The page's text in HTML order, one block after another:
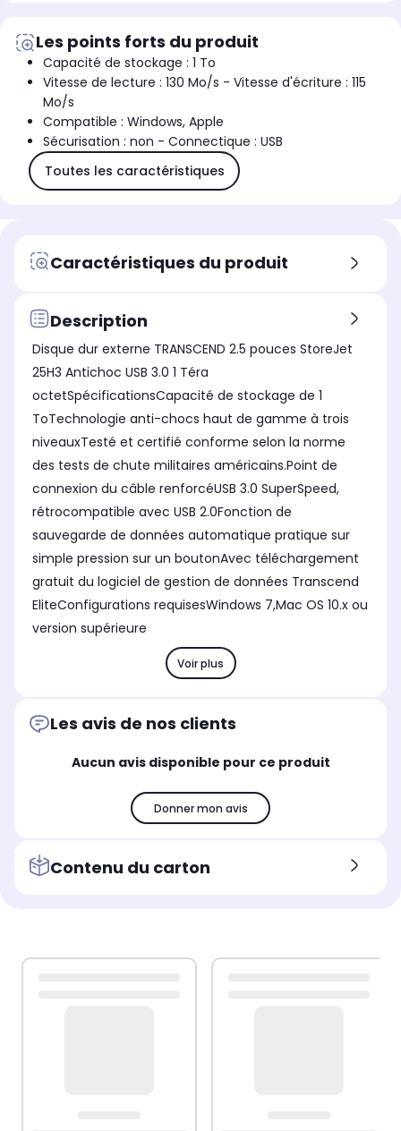
Les points forts du produit
Capacité de stockage : 1 To
Vitesse de lecture : 130 Mo/s - Vitesse d'écriture : 115
Mo/s
Compatible : Windows, Apple
Sécurisation : non - Connectique : USB
Toutes les caractéristiques
Caractéristiques du produit
Description
Disque dur externe TRANSCEND 2.5 pouces StoreJet
25H3 Antichoc USB 3.0 1 Téra
octetSpécificationsCapacité de stockage de 1
ToTechnologie anti-chocs haut de gamme à trois
niveauxTesté et certifié conforme selon la norme
des tests de chute militaires américains.Point de
connexion du câble renforcéUSB 3.0 SuperSpeed,
rétrocompatible avec USB 2.0Fonction de
sauvegarde de données automatique pratique sur
simple pression sur un boutonAvec téléchargement
gratuit du logiciel de gestion de données Transcend
EliteConfigurations requisesWindows 7,Mac OS 10.x ou
version supérieure
Voir plus
Les avis de nos clients
Aucun avis disponible pour ce produit
Donner mon avis
Contenu du carton